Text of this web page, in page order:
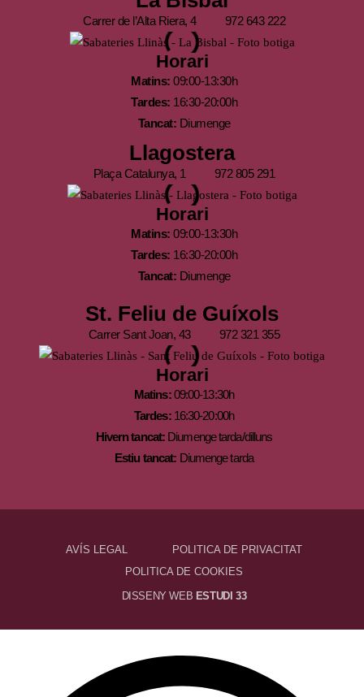
Carrer de l’Alta Riera, 4 972 643 222
Horari
Matins: 09:00-13:30h
Tardes: 16:30-20:00h
Tancat: Diumenge
Llagostera
Plaça Catalunya, 1 972 805 291
Horari
Matins: 09:00-13:30h
Tardes: 16:30-20:00h
Tancat: Diumenge
St. Feliu de Guíxols
Carrer Sant Joan, 43 972 321 355
Horari
Matins:09:00-13:30h
Tardes:16:30-20:00h
Hivern tancat: Diumenge tarda/dilluns
Estiu tancat: Diumenge tarda
AVÍS LEGAL
POLITICA DE PRIVACITAT
POLITICA DE COOKIES
DISSENY WEB ESTUDI 33